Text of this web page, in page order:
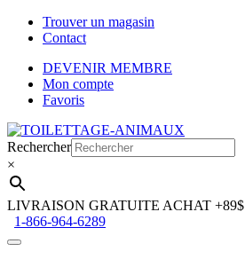
Trouver un magasin
Contact
DEVENIR MEMBRE
Mon compte
Favoris
Aller
à
la
navigation
Aller
au
contenu
Rechercher
×
LIVRAISON GRATUITE ACHAT +89$
1-866-964-6289